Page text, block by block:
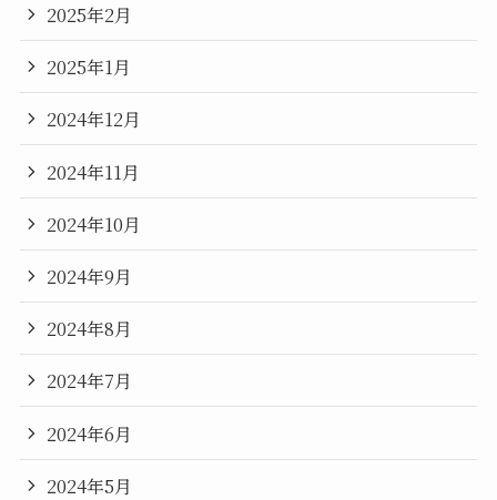
2025年2月
2025年1月
2024年12月
2024年11月
2024年10月
2024年9月
2024年8月
2024年7月
2024年6月
2024年5月